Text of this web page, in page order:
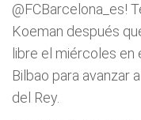
@FCBarcelona_es!
Koeman después
libre el miércoles
Bilbao para avanzar
del Rey.